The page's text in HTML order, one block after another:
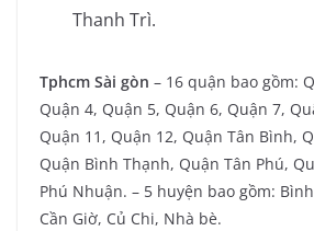
Thanh Trì.
Tphcm Sài gòn – 16 quận bao gồm:
Quận 4, Quận 5, Quận 6, Quận 7,
Quận 11, Quận 12, Quận Tân Bình,
Quận Bình Thạnh, Quận Tân Phú,
Phú Nhuận. – 5 huyện bao gồm:
Cần Giờ, Củ Chi, Nhà bè.